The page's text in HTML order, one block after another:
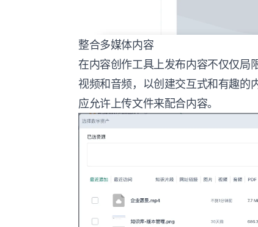
整合多媒体内容
在内容创作工具上发布内容不仅仅局
视频和音频，以创建交互式和有趣的
应允许上传文件来配合内容。